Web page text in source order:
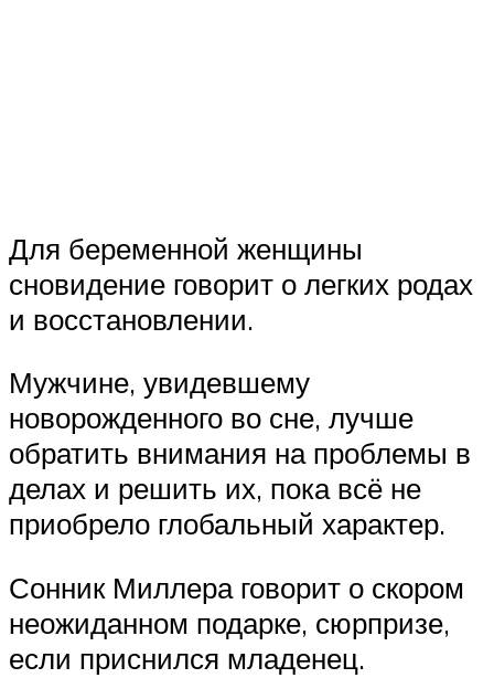
Для беременной женщины
сновидение говорит о легких родах
и восстановлении.
Мужчине, увидевшему
новорожденного во сне, лучше
обратить внимания на проблемы в
делах и решить их, пока всё не
приобрело глобальный характер.
Сонник Миллера говорит о скором
неожиданном подарке, сюрпризе,
если приснился младенец.